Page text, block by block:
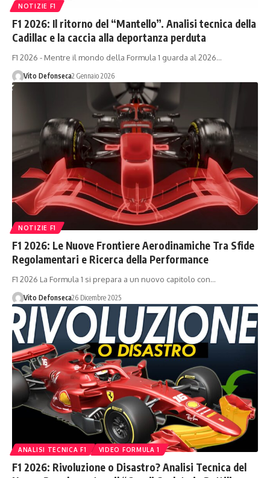
NOTIZIE F1
F1 2026: Il ritorno del “Mantello”. Analisi tecnica della
Cadillac e la caccia alla deportanza perduta
F1 2026 - Mentre il mondo della Formula 1 guarda al 2026…
Vito Defonseca2 Gennaio 2026
NOTIZIE F1
F1 2026: Le Nuove Frontiere Aerodinamiche Tra Sfide
Regolamentari e Ricerca della Performance
F1 2026 La Formula 1 si prepara a un nuovo capitolo con…
Vito Defonseca26 Dicembre 2025
ANALISI TECNICA F1 VIDEO FORMULA 1
F1 2026: Rivoluzione o Disastro? Analisi Tecnica del